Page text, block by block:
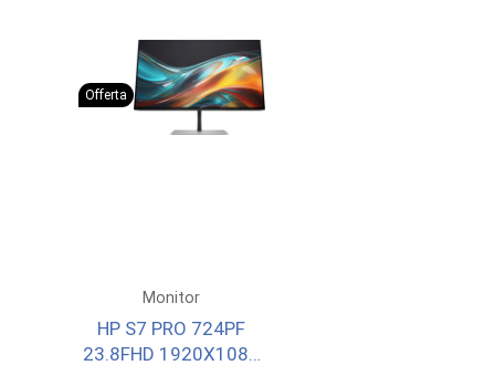
Offerta
Monitor
HP S7 PRO 724PF
23.8FHD 1920X1080